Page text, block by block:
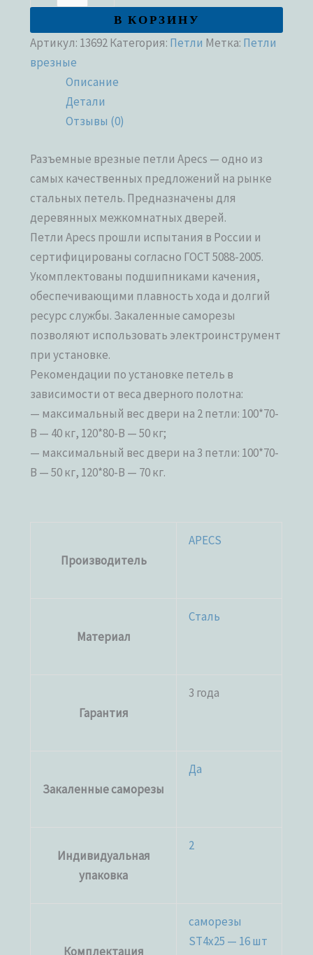
В КОРЗИНУ
Артикул: 13692Категория: Петли Метка: Петли
врезные
Описание
Детали
Отзывы (0)
Разъемные врезные петли Apecs — одно из
самых качественных предложений на рынке
стальных петель. Предназначены для
деревянных межкомнатных дверей.
Петли Apecs прошли испытания в России и
сертифицированы согласно ГОСТ 5088-2005.
Укомплектованы подшипниками качения,
обеспечивающими плавность хода и долгий
ресурс службы. Закаленные саморезы
позволяют использовать электроинструмент
при установке.
Рекомендации по установке петель в
зависимости от веса дверного полотна:
— максимальный вес двери на 2 петли: 100*70-
B — 40 кг, 120*80-B — 50 кг;
— максимальный вес двери на 3 петли: 100*70-
B — 50 кг, 120*80-B — 70 кг.
Производитель
APECS
Материал
Сталь
Гарантия
3 года
Закаленные саморезы
Да
Индивидуальная
упаковка
2
Комплектация
саморезы
ST4x25 — 16 шт